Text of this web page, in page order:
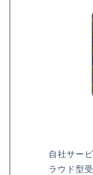
自社サー
ラウド型